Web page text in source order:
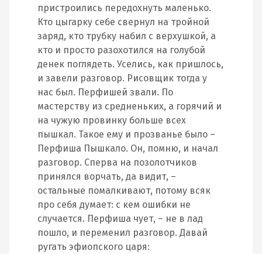
пристроились передохнуть маленько.
Кто цыгарку себе свернул на тройной
заряд, кто трубку набил с верхушкой, а
кто и просто разохотился на голубой
денек поглядеть. Уселись, как пришлось,
и завели разговор. Рисовщик тогда у
нас был. Перфишей звали. По
мастерству из средненьких, а горячий и
на чужую провинку больше всех
пышкал. Такое ему и прозванье было –
Перфиша Пышкало. Он, помню, и начал
разговор. Сперва на позолотчиков
принялся ворчать, да видит, –
остальные помалкивают, потому всяк
про себя думает: с кем ошибки не
случается. Перфиша чует, – не в лад
пошло, и переменил разговор. Давай
ругать эфиопского царя: